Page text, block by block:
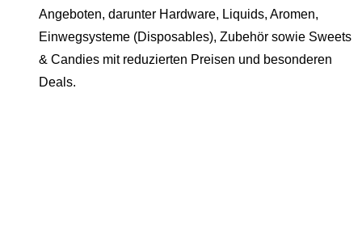
Angeboten, darunter Hardware, Liquids, Aromen,
Einwegsysteme (Disposables), Zubehör sowie Sweets
& Candies mit reduzierten Preisen und besonderen
Deals.